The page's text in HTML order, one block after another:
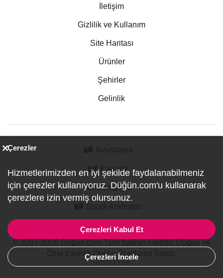
İletişim
Gizlilik ve Kullanım
Site Haritası
Ürünler
Şehirler
Gelinlik
Kanada
Almanya
Özel Etkinlik Online Planlama Sitesi.
Çerezler
Hizmetlerimizden en iyi şekilde faydalanabilmeniz
için çerezler kullanıyoruz. Düğün.com'u kullanarak
çerezlere izin vermiş olursunuz.
Çerezleri Kabul Et
Çerezleri İncele